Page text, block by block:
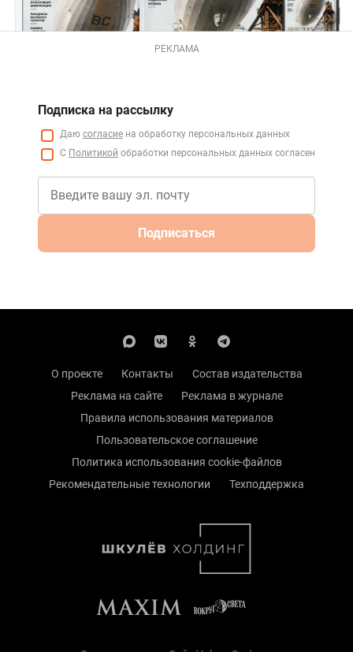
РЕКЛАМА
Подписка на рассылку
Даю согласие на обработку персональных данных
С Политикой обработки персональных данных согласен
Подписаться
О проекте Контакты
Состав издательства
Реклама на сайте
Реклама в журнале
Правила использования материалов
Пользовательское соглашение
Политика использования cookie-файлов
Рекомендательные технологии
Техподдержка